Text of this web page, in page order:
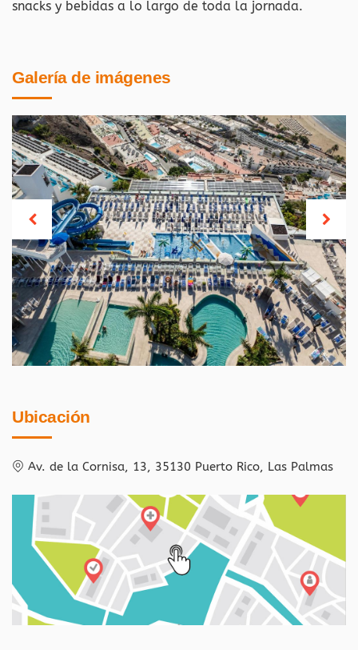
snacks y bebidas a lo largo de toda la jornada.
Galería de imágenes
Ubicación
Av. de la Cornisa, 13, 35130 Puerto Rico, Las Palmas